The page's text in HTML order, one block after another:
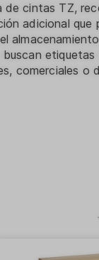
cintas TZ,
adicional que
comerciales o